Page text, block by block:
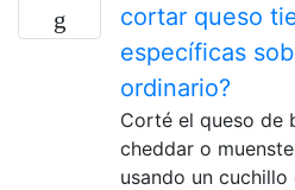
cortar queso
específicas
ordinario?
Corté el queso de
cheddar o
usando un